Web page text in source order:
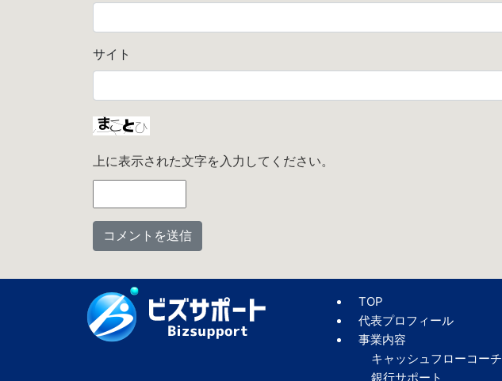
サイト
上に表示された文字を入力してください。
TOP
代表プロフィール
事業内容
キャッシュフローコーチ
銀行サポート